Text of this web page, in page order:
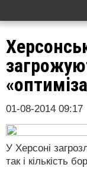
01-08-2014 09:17
У Херсоні
так і кількість